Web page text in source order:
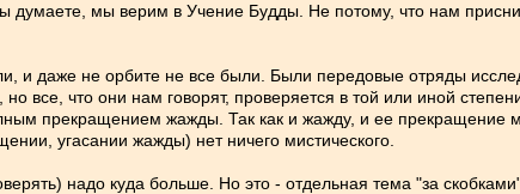
думаете, мы верим в Учение Будды. Не потому, что нам
и даже не орбите не все были. Были передовые отряды
все, что они нам говорят, проверяется в той или иной
прекращением жажды. Так как и жажду, и ее прекращение
угасании жажды) нет ничего мистического.
надо куда больше. Но это - отдельная тема "за